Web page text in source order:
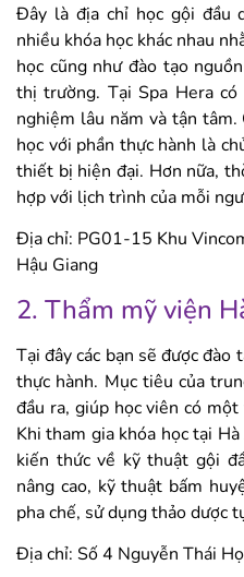
Đây là địa chỉ học gội đầu
nhiều khóa học khác nhau
học cũng như đào tạo
thị trường. Tại Spa Hera
nghiệm lâu năm và tận
học với phần thực hành là
thiết bị hiện đại. Hơn nữa,
hợp với lịch trình của mỗi
Địa chỉ: PG01-15 Khu
Hậu Giang
2. Thẩm mỹ viện
Tại đây các bạn sẽ được
thực hành. Mục tiêu của
đầu ra, giúp học viên có
Khi tham gia khóa học tại
kiến thức về kỹ thuật gội
nâng cao, kỹ thuật bấm
pha chế, sử dụng thảo dược
Địa chỉ: Số 4 Nguyễn Thái